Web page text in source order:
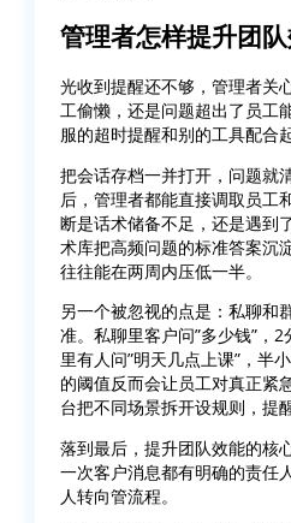
管理者怎样提升团
光收到提醒还不够，管理者关
工偷懒，还是问题超出了员工
服的超时提醒和别的工具配合
把会话存档一并打开，问题就
后，管理者都能直接调取员工
断是话术储备不足，还是遇到
术库把高频问题的标准答案沉
往往能在两周内压低一半。
另一个被忽视的点是：私聊和
准。私聊里客户问”多少钱”，
里有人问”明天几点上课”，半
的阈值反而会让员工对真正紧
台把不同场景拆开设规则，提
落到最后，提升团队效能的核
一次客户消息都有明确的责任
人转向管流程。